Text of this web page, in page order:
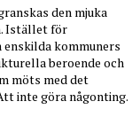
den mjuka
Istället för
kommuners
beroende och
möts med det
inte göra någonting.